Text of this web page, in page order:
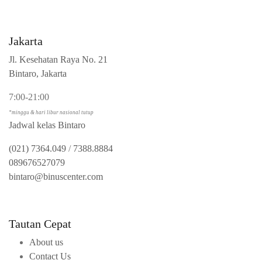
Jakarta
Jl. Kesehatan Raya No. 21
Bintaro, Jakarta
7:00-21:00
*minggu & hari libur nasional tutup
Jadwal kelas Bintaro
(021) 7364.049 / 7388.8884
089676527079
bintaro@binuscenter.com
Tautan Cepat
About us
Contact Us